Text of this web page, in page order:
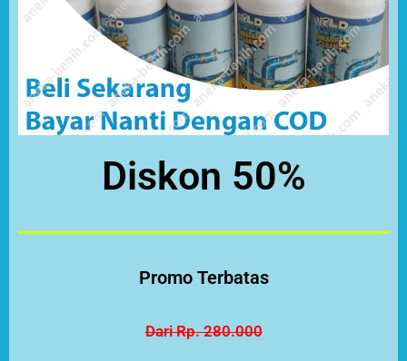
Diskon 50%
Promo Terbatas
Dari Rp. 280.000